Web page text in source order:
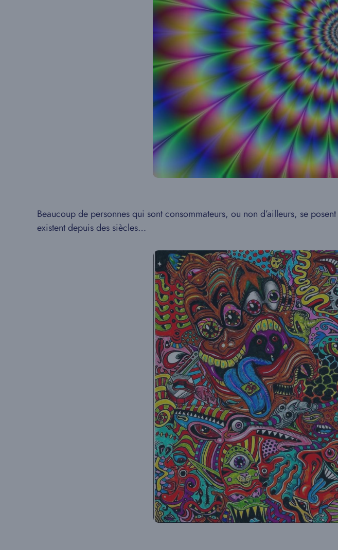
Beaucoup de personnes qui sont consommateurs, ou non d’ailleurs, se posent
existent depuis des siècles…